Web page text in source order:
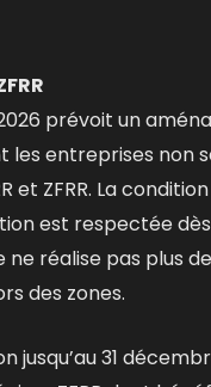
prévoit un
les entreprises non
et ZFRR. La condition
est respectée
ne réalise pas plus
des zones.
jusqu’au 31